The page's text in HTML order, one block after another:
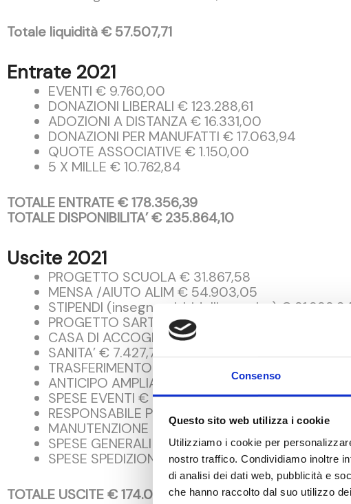
Consenso
Questo sito web utilizza i cookie
Utilizziamo i cookie per
nostro traffico. Condividiamo inoltre
di analisi dei dati web, pubblicità e
che hanno raccolto dal suo utilizzo
Totale liquidità € 57.507,71
Entrate 2021
EVENTI € 9.760,00
DONAZIONI LIBERALI € 123.288,61
ADOZIONI A DISTANZA € 16.331,00
DONAZIONI PER MANUFATTI € 17.063,94
QUOTE ASSOCIATIVE € 1.150,00
5 X MILLE € 10.762,84
TOTALE ENTRATE € 178.356,39
TOTALE DISPONIBILITA’ € 235.864,10
Uscite 2021
PROGETTO SCUOLA € 31.867,58
MENSA /AIUTO ALIM € 54.903,05
STIPENDI (insegnanti, bidelli, cuoche) € 31.993,84
PROGETTO SARTORIA E SCUOLA CUCITO €
CASA DI ACCOGLIENZA € 3.785,06
SANITA’ € 7.427,72
TRASFERIMENTO LIQUIDITA’ IN DEPOS. € 10.189,20
ANTICIPO AMPLIAMENTO SCUOLA € 9.259,26
SPESE EVENTI € 3.746,28
RESPONSABILE PROGETTO ESTERO € 3.662,65
MANUTENZIONE CASA BALO’ E SCUOLA €
SPESE GENERALI (bancarie, assicurative, ecc) €
SPESE SPEDIZIONE E DOGANALI € 1.110,23
TOTALE USCITE € 174.065,69